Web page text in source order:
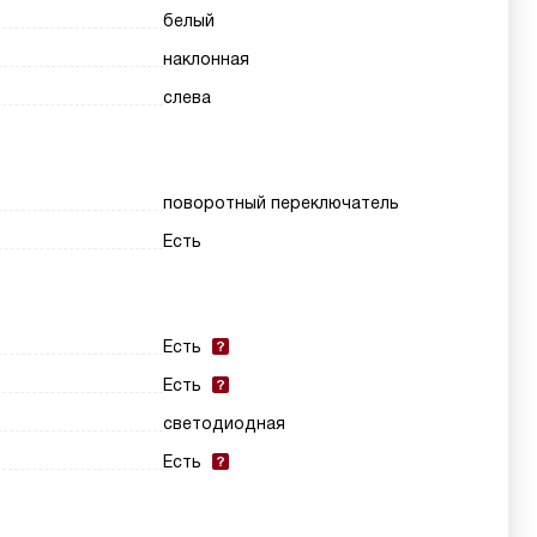
белый
наклонная
слева
поворотный переключатель
Есть
Есть
Есть
светодиодная
Есть